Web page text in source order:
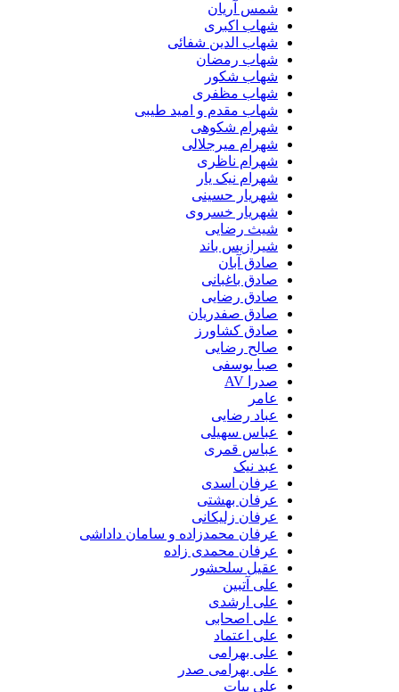
شمس آریان
شهاب اکبری
شهاب الدین شفائی
شهاب رمضان
شهاب شکور
شهاب مظفری
شهاب مقدم و امید طیبی
شهرام شکوهی
شهرام میرجلالی
شهرام ناظری
شهرام نیک یار
شهریار حسینی
شهریار خسروی
شیث رضایی
شیرازیس باند
صادق آبان
صادق باغبانی
صادق رضایی
صادق صفدریان
صادق کشاورز
صالح رضایی
صبا یوسفی
عباد رضایی
عباس سهیلی
عباس قمری
عبد نیک
عرفان اسدی
عرفان بهشتی
عرفان زلیکانی
عرفان محمدزاده و سامان داداشی
عرفان محمدی زاده
عقیل سلحشور
علی آتبین
علی ارشدی
علی اصحابی
علی اعتماد
علی بهرامی
علی بهرامی صدر
علی بیات